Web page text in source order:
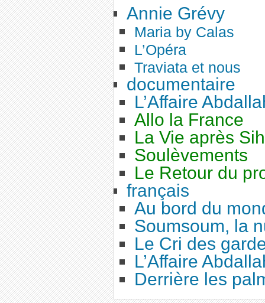
Annie Grévy
Maria by Calas
L’Opéra
Traviata et nous
documentaire
L’Affaire
Allo la France
La Vie après
Soulèvements
Le Retour du
français
Au bord du
Soumsoum, la
Le Cri des
L’Affaire
Derrière les